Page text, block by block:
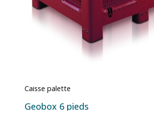
Caisse palette
Geobox 6 pieds